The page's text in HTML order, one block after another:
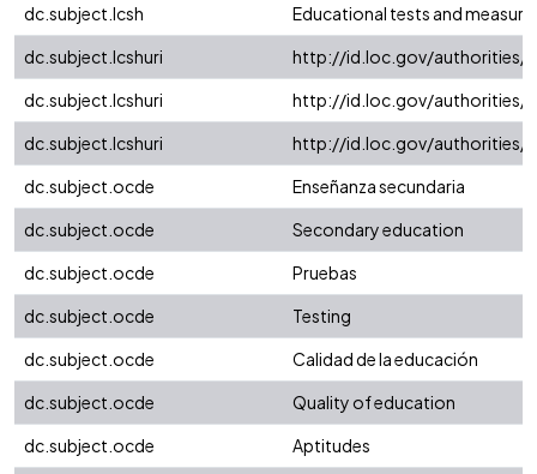
dc.subject.lcsh
Educational tests and
dc.subject.lcshuri
http://id.loc.gov/authorities/
dc.subject.lcshuri
http://id.loc.gov/authorities/
dc.subject.lcshuri
http://id.loc.gov/authorities/
dc.subject.ocde
Enseñanza secundaria
dc.subject.ocde
Secondary education
dc.subject.ocde
Pruebas
dc.subject.ocde
Testing
dc.subject.ocde
Calidad de la educación
dc.subject.ocde
Quality of education
dc.subject.ocde
Aptitudes